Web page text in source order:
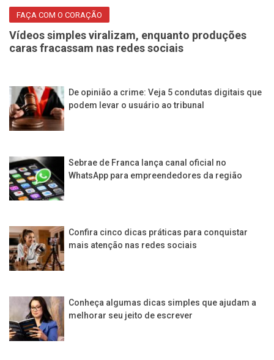
FAÇA COM O CORAÇÃO
Vídeos simples viralizam, enquanto produções
caras fracassam nas redes sociais
De opinião a crime: Veja 5 condutas digitais que
podem levar o usuário ao tribunal
Sebrae de Franca lança canal oficial no
WhatsApp para empreendedores da região
Confira cinco dicas práticas para conquistar
mais atenção nas redes sociais
Conheça algumas dicas simples que ajudam a
melhorar seu jeito de escrever